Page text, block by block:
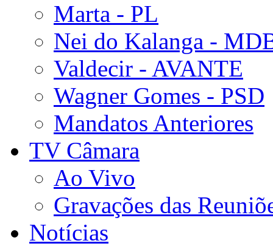
Marta - PL
Nei do Kalanga -
Valdecir - AVANTE
Wagner Gomes - PSD
Mandatos Anteriores
TV Câmara
Ao Vivo
Gravações das
Notícias